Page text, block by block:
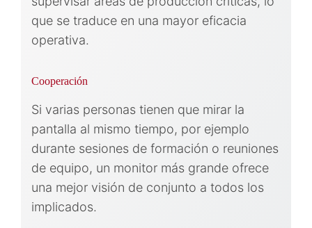
que se traduce en una mayor eficacia
operativa.
Cooperación
Si varias personas tienen que mirar la
pantalla al mismo tiempo, por ejemplo
durante sesiones de formación o reuniones
de equipo, un monitor más grande ofrece
una mejor visión de conjunto a todos los
implicados.